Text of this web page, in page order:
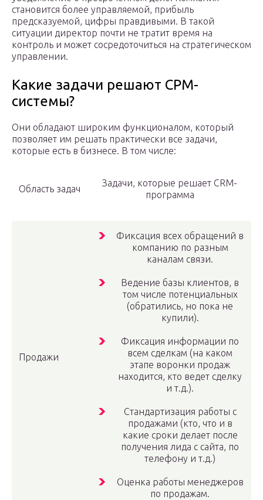
становится более управляемой, прибыль
предсказуемой, цифры правдивыми. В такой
ситуации директор почти не тратит время на
контроль и может сосредоточиться на стратегическом
управлении.
Какие задачи решают СРМ-
системы?
Они обладают широким функционалом, который
позволяет им решать практически все задачи,
которые есть в бизнесе. В том числе:
Область задач
Задачи, которые решает CRM-
программа
Продажи
Фиксация всех обращений в
компанию по разным
каналам связи.
Ведение базы клиентов, в
том числе потенциальных
(обратились, но пока не
купили).
Фиксация информации по
всем сделкам (на каком
этапе воронки продаж
находится, кто ведет сделку
и т.д.).
Стандартизация работы с
продажами (кто, что и в
какие сроки делает после
получения лида с сайта, по
телефону и т.д.)
Оценка работы менеджеров
по продажам.